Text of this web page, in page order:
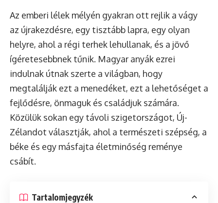
Az emberi lélek mélyén gyakran ott rejlik a vágy
az újrakezdésre, egy tisztább lapra, egy olyan
helyre, ahol a régi terhek lehullanak, és a jövő
ígéretesebbnek tűnik. Magyar anyák ezrei
indulnak útnak szerte a világban, hogy
megtalálják ezt a menedéket, ezt a lehetőséget a
fejlődésre, önmaguk és családjuk számára.
Közülük sokan egy távoli szigetországot, Új-
Zélandot választják, ahol a természeti szépség, a
béke és egy másfajta életminőség reménye
csábít.
Tartalomjegyzék